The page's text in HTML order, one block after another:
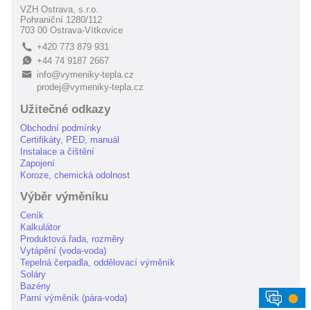
⬤
VZH Ostrava, s.r.o.
Pohraniční 1280/112
703 00 Ostrava-Vítkovice
L +420 773 879 931
E+44 74 9187 2667
B
info@vymeniky-tepla.cz
prodej@vymeniky-tepla.cz
Užitečné odkazy
Obchodní podmínky
Certifikáty, PED, manuál
Instalace a čištění
Zapojení
Koroze, chemická odolnost
Výběr výměníku
Ceník
Kalkulátor
Produktová řada, rozměry
Vytápění (voda-voda)
Tepelná čerpadla, oddělovací výměník
Soláry
Bazény
Parní výměník (pára-voda)